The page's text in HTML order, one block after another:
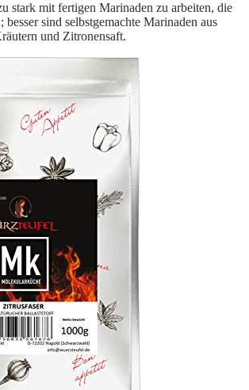
stark mit fertigen Marinaden zu arbeiten, die
sind selbstgemachte Marinaden aus
und Zitronensaft.